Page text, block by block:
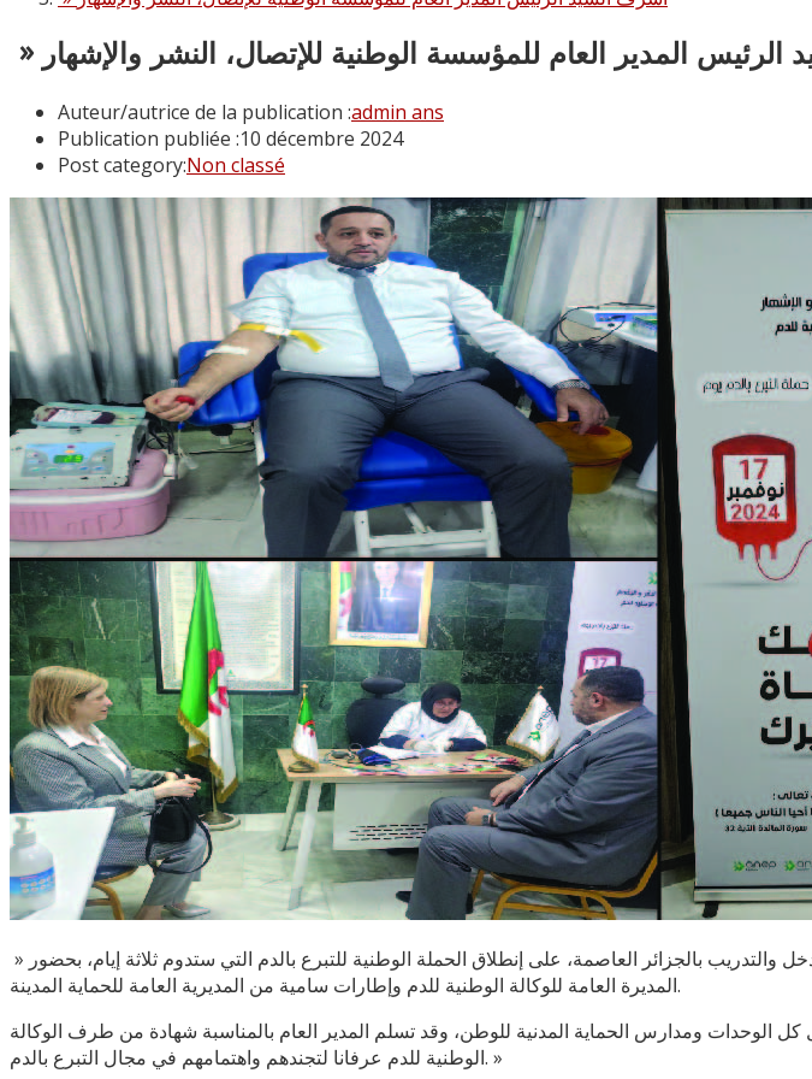
الرئيس المدير العام للمؤسسة الوطنية للإتصال، النشر والإشهار
Auteur/autrice de la publication :admin ans
Publication publiée :10 décembre 2024
Post category:Non classé
» أشرف السيد المدير العام للحماية المدنية صبيحة اليوم الثلاثاء 12 نوفمبر 2024 بالوحدة الوطنية للتدخل والتدريب بالجزائر العاصمة، على إنطلاق الحملة الوطنية للتبرع بالدم التي ستدوم ثلاثة إيام، بحضور
المديرة العامة للوكالة الوطنية للدم وإطارات سامية من المديرية العامة للحماية المدينة.
كل الوحدات ومدارس الحماية المدنية للوطن، وقد تسلم المدير العام بالمناسبة شهادة من طرف الوكالة
الوطنية للدم عرفانا لتجندهم واهتمامهم في مجال التبرع بالدم. »